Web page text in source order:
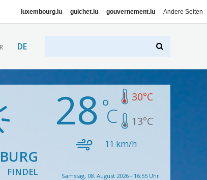
luxembourg.lu guichet.lu gouvernement.lu Andere Seiten
DE
FINDEL
28 30°C
13°C
11 km/h
Samstag, 08. August 2026 - 16:55 Uhr